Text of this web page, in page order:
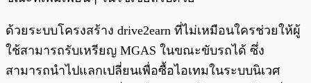
ด้วยระบบโครงสร้าง drive2earn ที่ไม่เหมือนใครช่วยให้ผู้
ใช้สามารถรับเหรียญ MGAS ในขณะขับรถได้ ซึ่ง
สามารถนำไปแลกเปลี่ยนเพื่อซื้อไอเทมในระบบนิเวศ